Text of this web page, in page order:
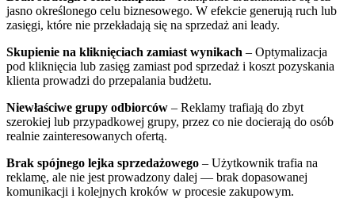
jasno określonego celu biznesowego. W efekcie generują ruch lub
zasięgi, które nie przekładają się na sprzedaż ani leady.
Skupienie na kliknięciach zamiast wynikach – Optymalizacja
pod kliknięcia lub zasięg zamiast pod sprzedaż i koszt pozyskania
klienta prowadzi do przepalania budżetu.
Niewłaściwe grupy odbiorców – Reklamy trafiają do zbyt
szerokiej lub przypadkowej grupy, przez co nie docierają do osób
realnie zainteresowanych ofertą.
Brak spójnego lejka sprzedażowego – Użytkownik trafia na
reklamę, ale nie jest prowadzony dalej — brak dopasowanej
komunikacji i kolejnych kroków w procesie zakupowym.